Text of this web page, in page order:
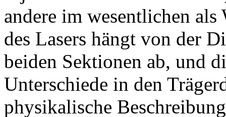
andere im wesentlichen
des Lasers hängt von der
beiden Sektionen ab, und
Unterschiede in den
physikalische